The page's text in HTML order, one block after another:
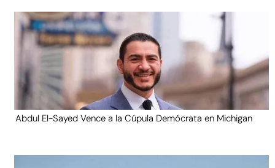
Abdul El-Sayed Vence a la Cúpula Demócrata en Michigan